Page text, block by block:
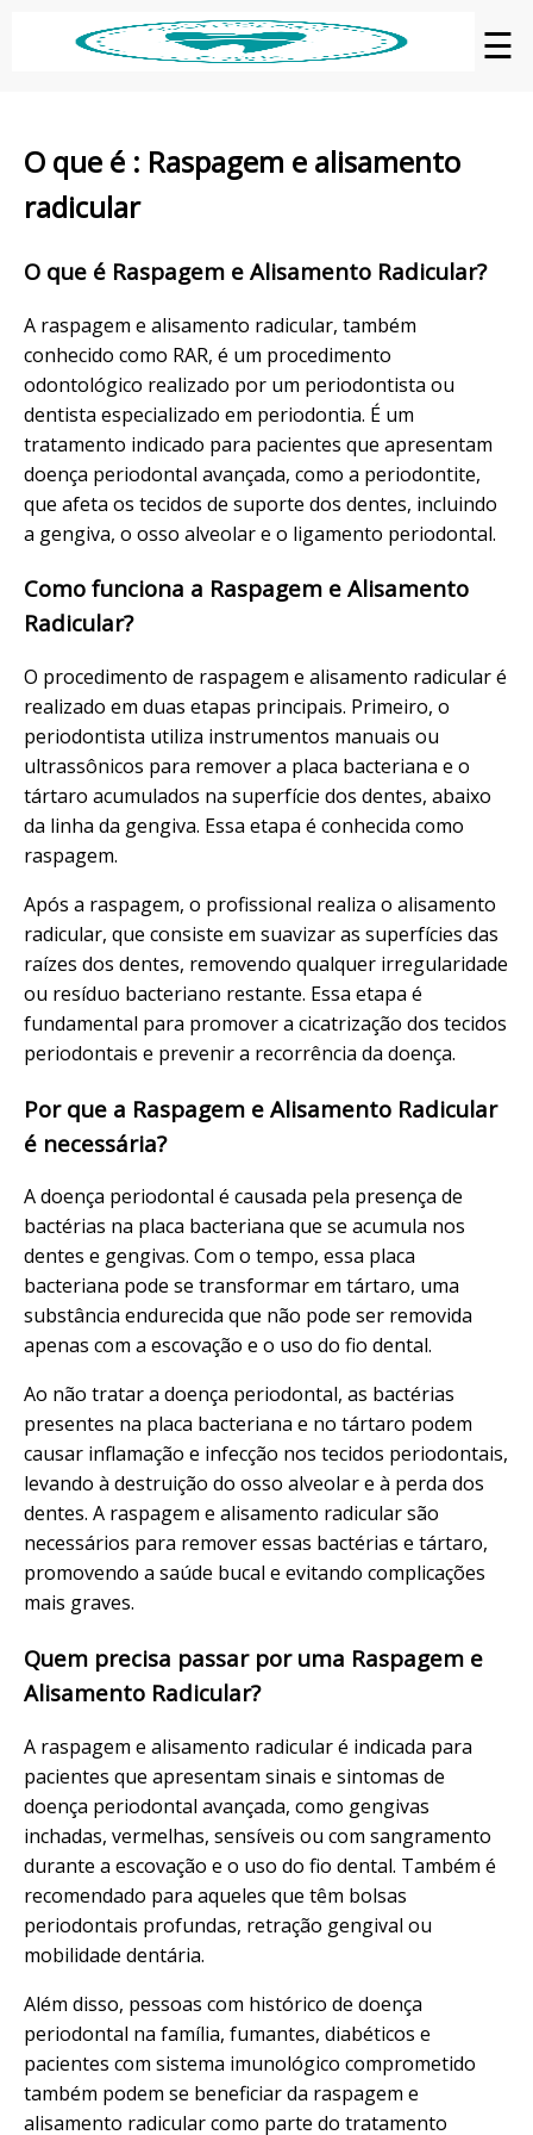
☰
O que é : Raspagem e alisamento
radicular
O que é Raspagem e Alisamento Radicular?
A raspagem e alisamento radicular, também
conhecido como RAR, é um procedimento
odontológico realizado por um periodontista ou
dentista especializado em periodontia. É um
tratamento indicado para pacientes que apresentam
doença periodontal avançada, como a periodontite,
que afeta os tecidos de suporte dos dentes, incluindo
a gengiva, o osso alveolar e o ligamento periodontal.
Como funciona a Raspagem e Alisamento
Radicular?
O procedimento de raspagem e alisamento radicular é
realizado em duas etapas principais. Primeiro, o
periodontista utiliza instrumentos manuais ou
ultrassônicos para remover a placa bacteriana e o
tártaro acumulados na superfície dos dentes, abaixo
da linha da gengiva. Essa etapa é conhecida como
raspagem.
Após a raspagem, o profissional realiza o alisamento
radicular, que consiste em suavizar as superfícies das
raízes dos dentes, removendo qualquer irregularidade
ou resíduo bacteriano restante. Essa etapa é
fundamental para promover a cicatrização dos tecidos
periodontais e prevenir a recorrência da doença.
Por que a Raspagem e Alisamento Radicular
é necessária?
A doença periodontal é causada pela presença de
bactérias na placa bacteriana que se acumula nos
dentes e gengivas. Com o tempo, essa placa
bacteriana pode se transformar em tártaro, uma
substância endurecida que não pode ser removida
apenas com a escovação e o uso do fio dental.
Ao não tratar a doença periodontal, as bactérias
presentes na placa bacteriana e no tártaro podem
causar inflamação e infecção nos tecidos periodontais,
levando à destruição do osso alveolar e à perda dos
dentes. A raspagem e alisamento radicular são
necessários para remover essas bactérias e tártaro,
promovendo a saúde bucal e evitando complicações
mais graves.
Quem precisa passar por uma Raspagem e
Alisamento Radicular?
A raspagem e alisamento radicular é indicada para
pacientes que apresentam sinais e sintomas de
doença periodontal avançada, como gengivas
inchadas, vermelhas, sensíveis ou com sangramento
durante a escovação e o uso do fio dental. Também é
recomendado para aqueles que têm bolsas
periodontais profundas, retração gengival ou
mobilidade dentária.
Além disso, pessoas com histórico de doença
periodontal na família, fumantes, diabéticos e
pacientes com sistema imunológico comprometido
também podem se beneficiar da raspagem e
alisamento radicular como parte do tratamento